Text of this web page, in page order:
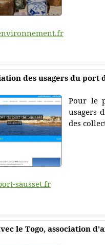
des usagers du port
Pour le
usagers
des
sausset.fr
le Togo, association